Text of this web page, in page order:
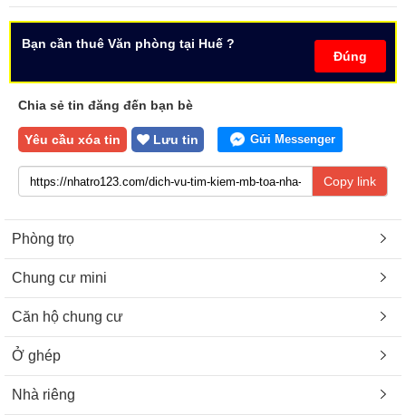
Đúng
Bạn cần thuê Văn phòng tại Huế ?
Chia sẻ tin đăng đến bạn bè
Yêu cầu xóa tin Lưu tin Gửi Messenger
Copy link
Phòng trọ
Chung cư mini
Căn hộ chung cư
Ở ghép
Nhà riêng